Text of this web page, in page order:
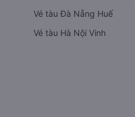
Vé tàu Đà Nẵng Huế
Vé tàu Hà Nội Vinh